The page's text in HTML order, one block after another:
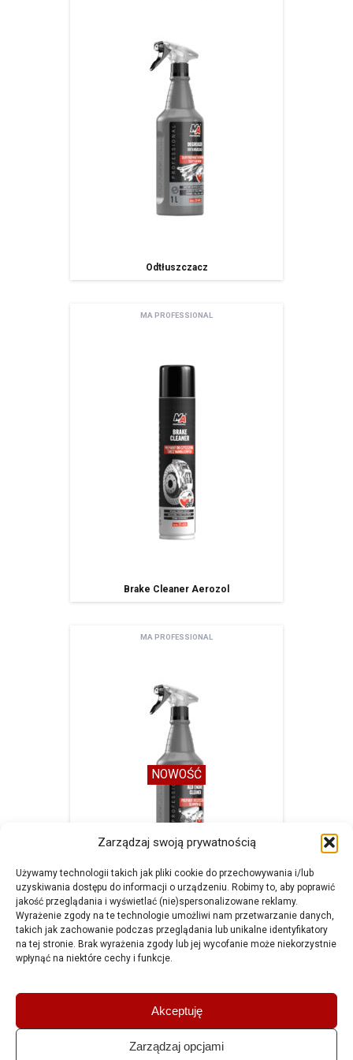
Zarządzaj swoją prywatnością
Używamy technologii takich jak pliki cookie do przechowywania i/lub
uzyskiwania dostępu do informacji o urządzeniu. Robimy to, aby poprawić
jakość przeglądania i wyświetlać (nie)spersonalizowane reklamy.
Wyrażenie zgody na te technologie umożliwi nam przetwarzanie danych,
takich jak zachowanie podczas przeglądania lub unikalne identyfikatory
na tej stronie. Brak wyrażenia zgody lub jej wycofanie może niekorzystnie
wpłynąć na niektóre cechy i funkcje.
Akceptuję
Zarządzaj opcjami
Odtłuszczacz
MA PROFESSIONAL
Brake Cleaner Aerozol
NOWOŚĆ
MA PROFESSIONAL
Preparat do czyszczenia silników ALU
Amtra Sp. z o.o.
ul. Schonów 3, 41-200
Sosnowiec POLSKA
tel. +48 32 294 41 00